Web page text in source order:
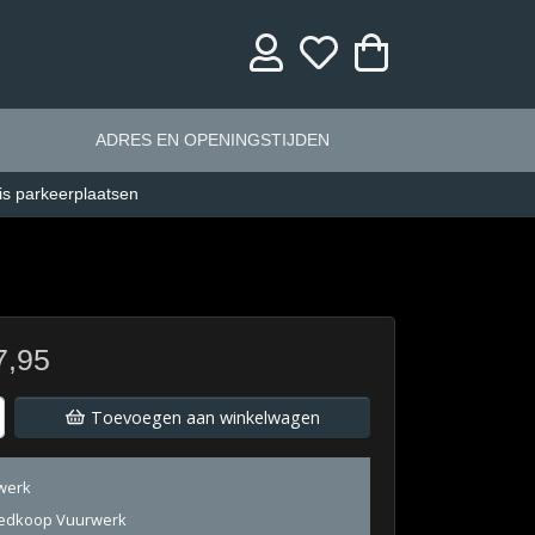
ADRES EN OPENINGSTIJDEN
parkeerplaatsen
Toevoegen aan winkelwagen
Vuurwerk